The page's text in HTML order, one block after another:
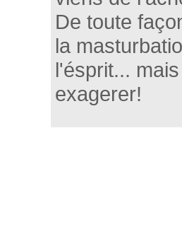
De toute
la
l'ésprit...
exagerer!